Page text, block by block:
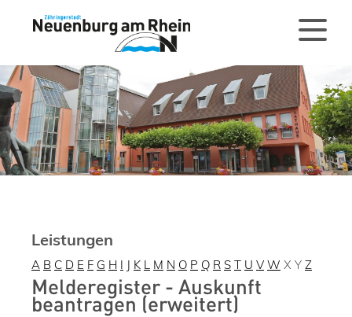
Leistungen
A B C D E F G H I J K L M N O P Q R S T U V W X Y Z
Melderegister - Auskunft
beantragen (erweitert)